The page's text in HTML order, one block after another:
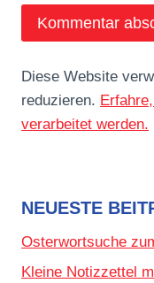
Diese Website
reduzieren.
verarbeitet werden.
NEUESTE
Osterwortsuche
Kleine Notizzettel